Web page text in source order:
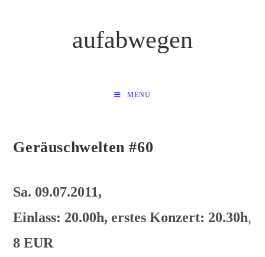
aufabwegen
MENÜ
Geräuschwelten #60
Sa. 09.07.2011,
Einlass: 20.00h, erstes Konzert: 20.30h,
8 EUR